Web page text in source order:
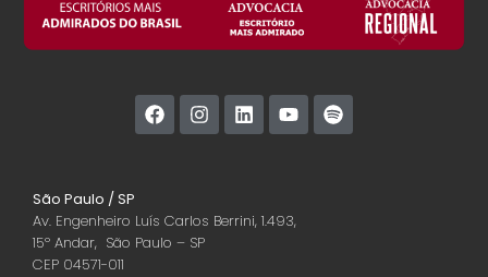
São Paulo / SP
Av. Engenheiro Luís Carlos Berrini, 1.493,
15º Andar, São Paulo – SP
CEP 04571-011